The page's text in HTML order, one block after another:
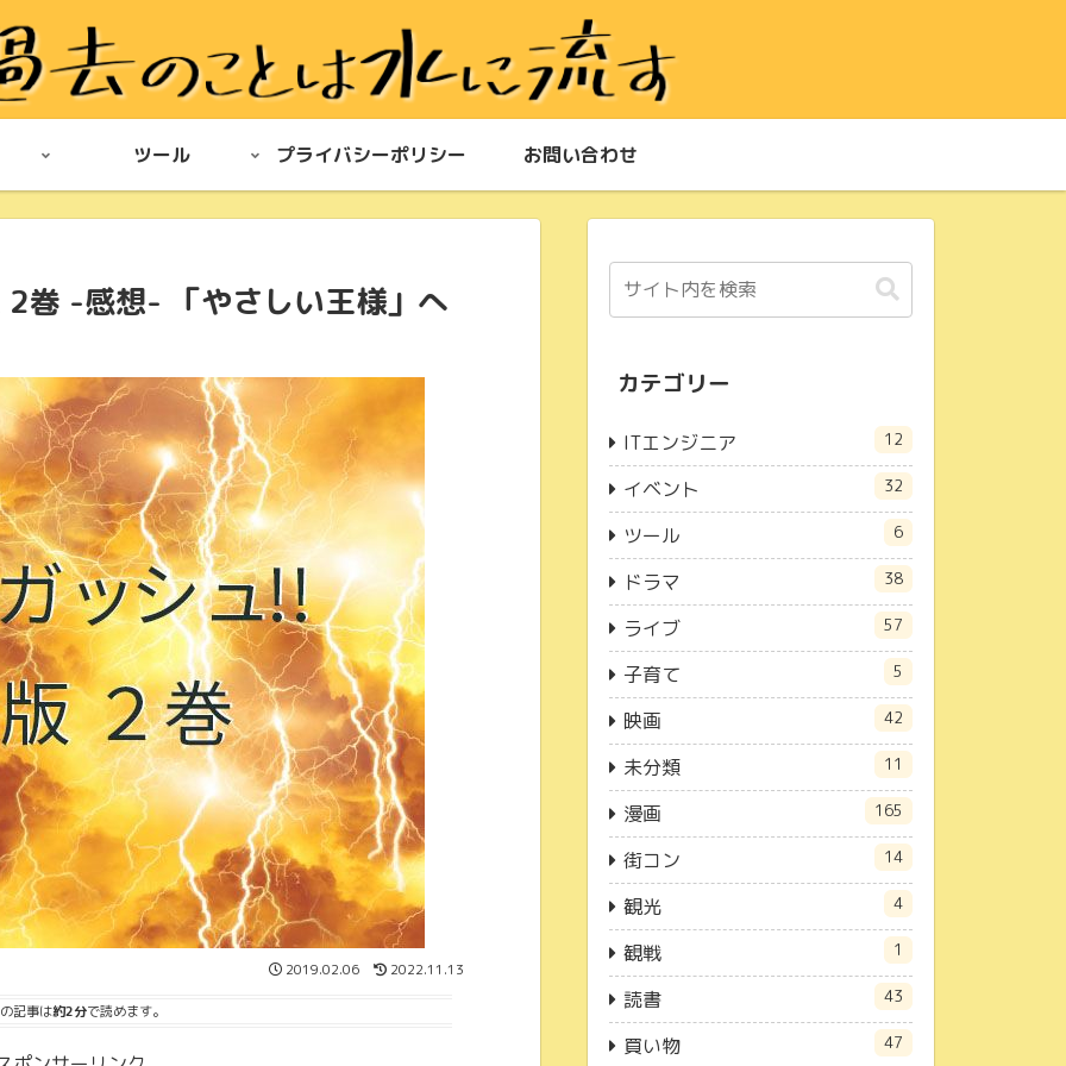
ツール プライバシーポリシー お問い合わせ
巻 -感想- 「やさしい王様」へ
2019.02.06 2022.11.13
記事は約2分で読めます。
カテゴリー
ITエンジニア 12
イベント 32
ツール 6
ドラマ 38
ライブ 57
子育て 5
映画 42
未分類 11
漫画 165
街コン 14
観光 4
観戦 1
読書 43
買い物 47